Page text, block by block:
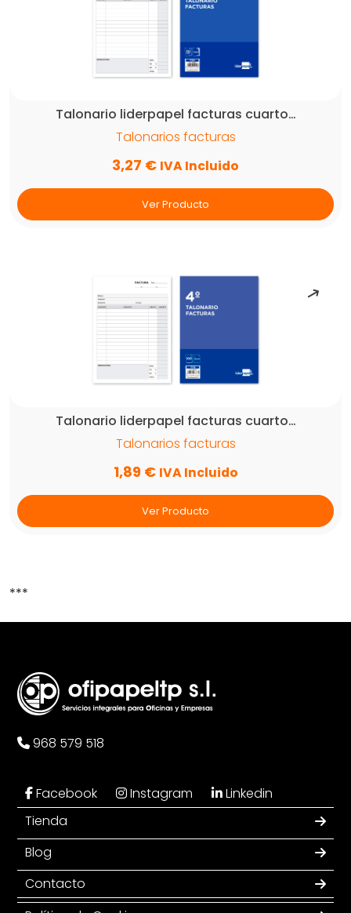
Talonario liderpapel facturas cuarto…
Talonarios facturas
3,27 € IVA Incluido
Ver Producto
Talonario liderpapel facturas cuarto…
Talonarios facturas
1,89 € IVA Incluido
Ver Producto
***
968 579 518
Facebook Instagram
Linkedin
Tienda
Blog
Contacto